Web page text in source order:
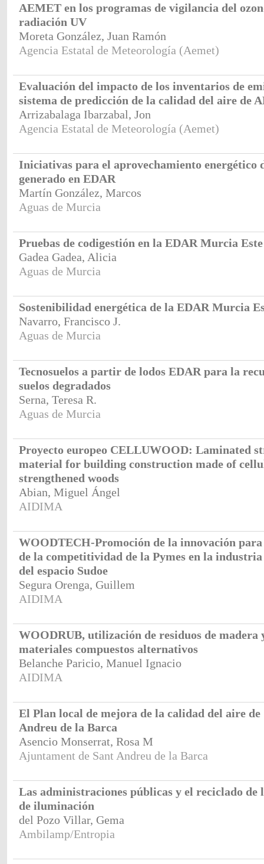
AEMET en los programas de vigilancia del
radiación UV
Moreta González, Juan Ramón
Agencia Estatal de Meteorología (Aemet)
Evaluación del impacto de los inventarios de
sistema de predicción de la calidad del aire de
Arrizabalaga Ibarzabal, Jon
Agencia Estatal de Meteorología (Aemet)
Iniciativas para el aprovechamiento energético
generado en EDAR
Martín González, Marcos
Aguas de Murcia
Pruebas de codigestión en la EDAR Murcia Este
Gadea Gadea, Alicia
Aguas de Murcia
Sostenibilidad energética de la EDAR Murcia
Navarro, Francisco J.
Aguas de Murcia
Tecnosuelos a partir de lodos EDAR para la
suelos degradados
Serna, Teresa R.
Aguas de Murcia
Proyecto europeo CELLUWOOD: Laminated
material for building construction made of
strengthened woods
Abian, Miguel Ángel
AIDIMA
WOODTECH-Promoción de la innovación
de la competitividad de la Pymes en la
del espacio Sudoe
Segura Orenga, Guillem
AIDIMA
WOODRUB, utilización de residuos de madera
materiales compuestos alternativos
Belanche Paricio, Manuel Ignacio
AIDIMA
El Plan local de mejora de la calidad del aire de
Andreu de la Barca
Asencio Monserrat, Rosa M
Ajuntament de Sant Andreu de la Barca
Las administraciones públicas y el reciclado de
de iluminación
del Pozo Villar, Gema
Ambilamp/Entropia